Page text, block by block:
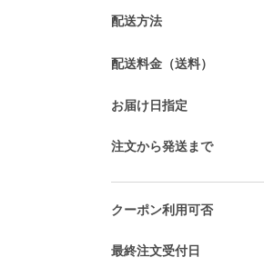
配送方法
配送料金（送料）
お届け日指定
注文から発送まで
クーポン利用可否
最終注文受付日